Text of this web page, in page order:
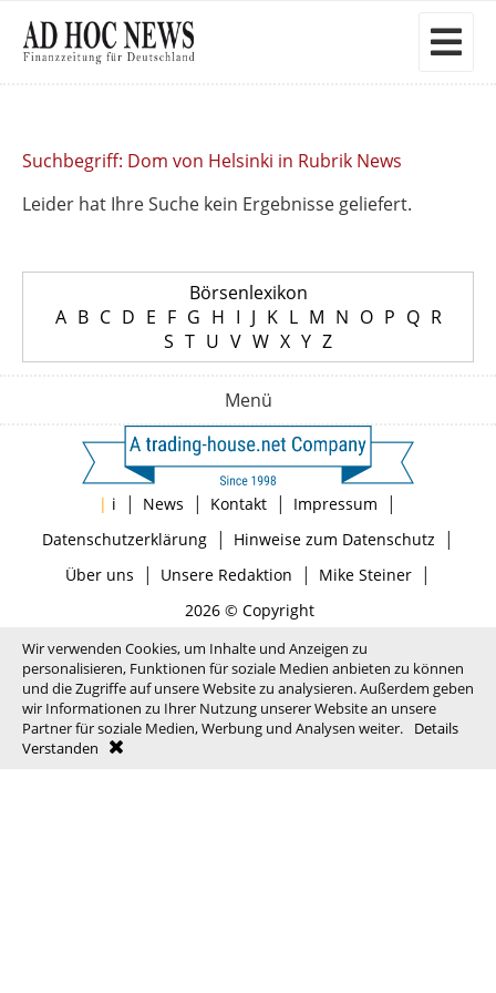
Suchbegriff: Dom von Helsinki in Rubrik News
Leider hat Ihre Suche kein Ergebnisse geliefert.
Börsenlexikon
A B C D E F G H I J K L M N O P Q R
S T U V W X Y Z
Menü
| i | News | Kontakt | Impressum |
Datenschutzerklärung| Hinweise zum Datenschutz |
Über uns | Unsere Redaktion | Mike Steiner|
2026 © Copyright
Wir verwenden Cookies, um Inhalte und Anzeigen zu
personalisieren, Funktionen für soziale Medien anbieten zu können
und die Zugriffe auf unsere Website zu analysieren. Außerdem geben
wir Informationen zu Ihrer Nutzung unserer Website an unsere
Partner für soziale Medien, Werbung und Analysen weiter.
Details
Verstanden